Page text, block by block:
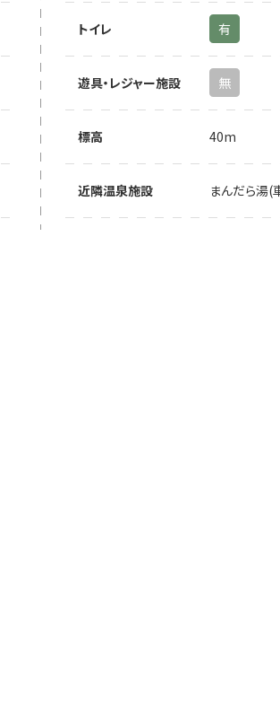
トイレ 有
遊具・レジャー施設 無
標高 40m
近隣温泉施設 まんだら湯(